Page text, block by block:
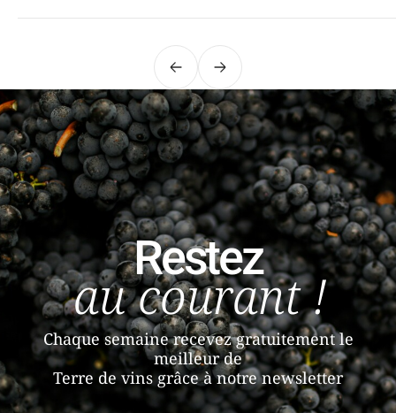
PrécédentSuivant
Restez
au courant !
Chaque semaine recevez gratuitement le
meilleur de
Terre de vins grâce à notre newsletter